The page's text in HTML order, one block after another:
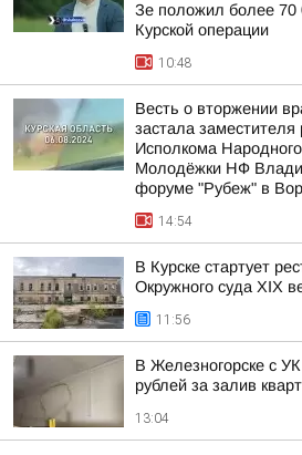
Зе положил более 70
Курской операции
10:48
Весть о вторжении
застала заместителя
Исполкома
Молодёжки НФ
форуме "Рубеж" в
14:54
В Курске стартует
Окружного суда XIX
11:56
В Железногорске с
рублей за залив
13:04